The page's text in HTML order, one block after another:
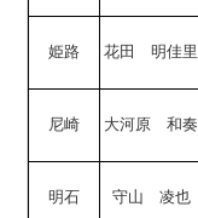
姫路 花田 明佳里
尼崎 大河原 和奏
明石 守山 凌也